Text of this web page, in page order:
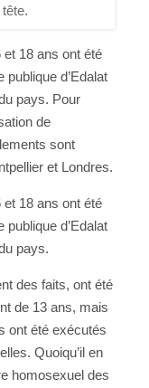
18 ans ont été
publique d’Edalat
pays. Pour
de
sont
et Londres.
18 ans ont été
publique d’Edalat
pays.
des faits, ont été
de 13 ans, mais
ont été exécutés
Quoiqu’il en
homosexuel des